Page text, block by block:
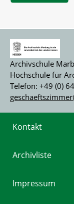
Archivschule
Hochschule für
Telefon: +49 (0)
Kontakt
Archivliste
Impressum